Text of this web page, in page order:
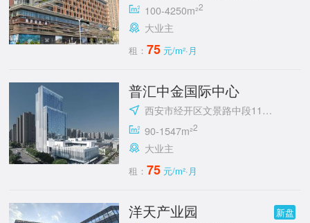
100-4250m²2
大业主
租：75 元/m²·月
普汇中金国际中心
西安市经开区文景路中段118号
90-1547m²2
大业主
租：75 元/m²·月
洋天产业园 新盘